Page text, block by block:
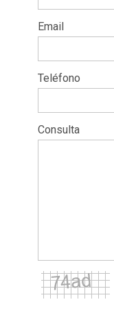
Email
Teléfono
Consulta